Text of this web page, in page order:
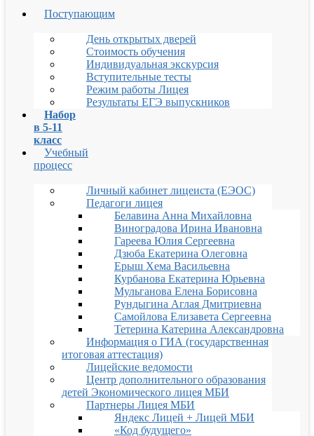
Поступающим
День открытых дверей
Стоимость обучения
Индивидуальная экскурсия
Вступительные тесты
Режим работы Лицея
Результаты ЕГЭ выпускников
Набор
в 5-11
класс
Учебный
процесс
Личный кабинет лицеиста (ЕЭОС)
Педагоги лицея
Белавина Анна Михайловна
Виноградова Ирина Ивановна
Гареева Юлия Сергеевна
Дзюба Екатерина Олеговна
Ерыш Хема Васильевна
Курбанова Екатерина Юрьевна
Мульганова Елена Борисовна
Рундыгина Аглая Дмитриевна
Самойлова Елизавета Сергеевна
Тетерина Катерина Александровна
Информация о ГИА (государственная
итоговая аттестация)
Лицейские ведомости
Центр дополнительного образования
детей Экономического лицея МБИ
Партнеры Лицея МБИ
Яндекс Лицей + Лицей МБИ
«Код будущего»